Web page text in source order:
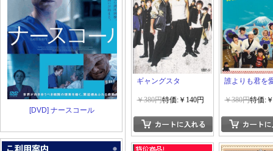
[DVD] ナースコール
ギャングスタ
￥380円特価:￥140円
誰よりも君を
￥380円特価: